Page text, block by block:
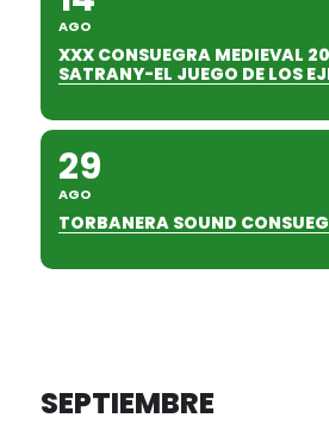
AGO
XXX CONSUEGRA MEDIEVAL
SATRANY-EL JUEGO DE LOS
29
AGO
TORBANERA SOUND
SEPTIEMBRE